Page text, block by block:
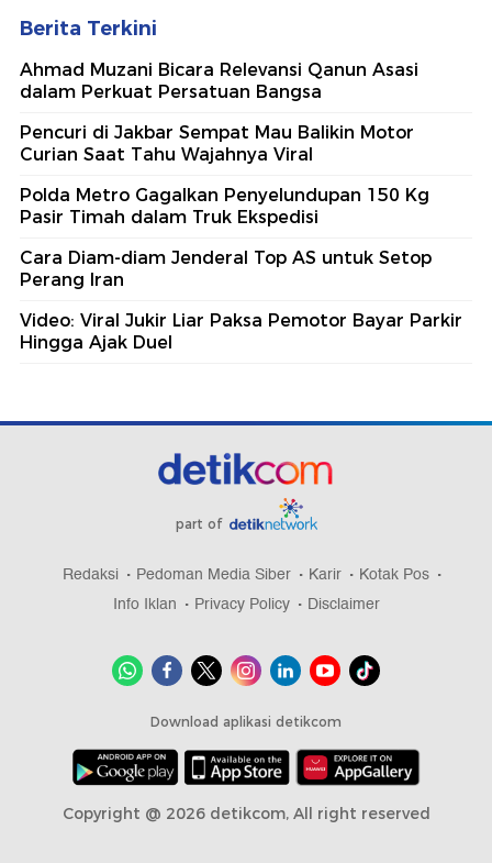
Berita Terkini
Ahmad Muzani Bicara Relevansi Qanun Asasi
dalam Perkuat Persatuan Bangsa
Pencuri di Jakbar Sempat Mau Balikin Motor
Curian Saat Tahu Wajahnya Viral
Polda Metro Gagalkan Penyelundupan 150 Kg
Pasir Timah dalam Truk Ekspedisi
Cara Diam-diam Jenderal Top AS untuk Setop
Perang Iran
Video: Viral Jukir Liar Paksa Pemotor Bayar Parkir
Hingga Ajak Duel
part of
Redaksi Pedoman Media Siber Karir
Kotak Pos
Info Iklan
Privacy Policy Disclaimer
Download aplikasi detikcom
Copyright @ 2026 detikcom, All right reserved